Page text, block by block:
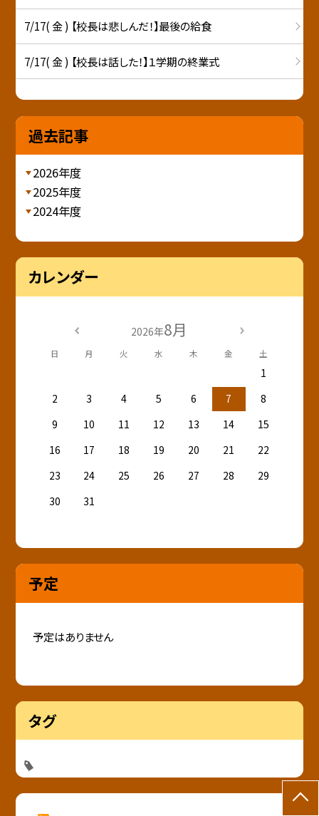
7/17( 金 ) 【校長は悲しんだ！】最後の給食
7/17( 金 ) 【校長は話した！】１学期の終業式
過去記事
2026年度
2025年度
2024年度
カレンダー
2026年8月
日 月 火 水 木 金 土
1
2
3 4 5 6 7
8
9
10 11 12 13 14
15
16
17 18 19 20 21
22
23
24 25 26 27 28
29
30
31
予定
予定はありません
タグ